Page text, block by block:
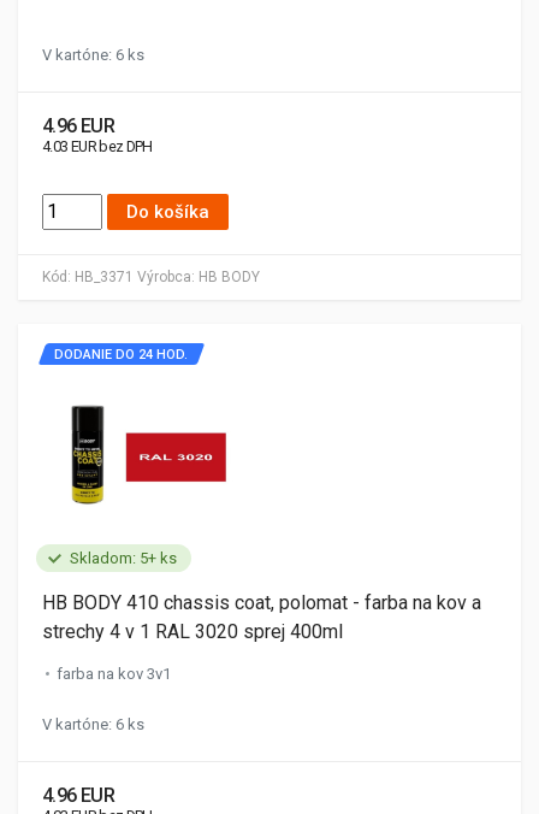
Kód: HB_3371 Výrobca: HB BODY
V kartóne: 6 ks
4.96 EUR
4.03 EUR bez DPH
Do košíka
Skladom: 5+ ks
DODANIE DO 24 HOD.
HB BODY 410 chassis coat, polomat - farba na kov a
strechy 4 v 1 RAL 3020 sprej 400ml
farba na kov 3v1
V kartóne: 6 ks
4.96 EUR